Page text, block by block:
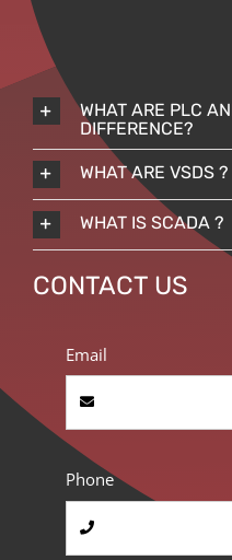
WHAT ARE PLC
DIFFERENCE?
WHAT ARE VSDS ?
WHAT IS SCADA ?
CONTACT US
Email
Phone